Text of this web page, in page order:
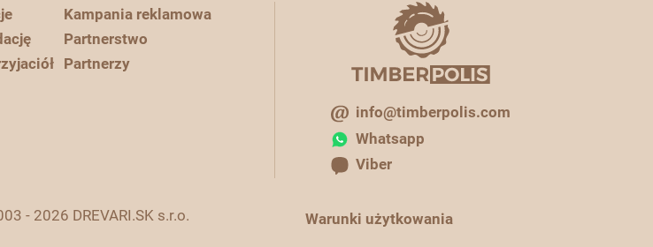
Kampania reklamowa
Partnerstwo
Partnerzy
info@timberpolis.com
Whatsapp
Viber
- 2026 DREVARI.SK s.r.o. Warunki użytkowania